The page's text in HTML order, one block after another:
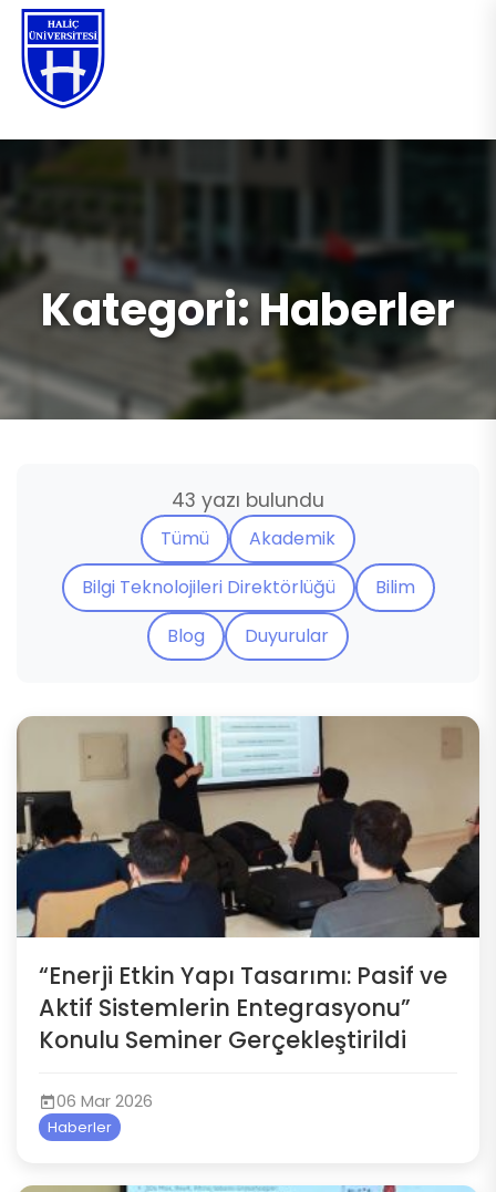
Kategori:Haberler
43 yazı bulundu
Tümü
Akademik
Bilgi Teknolojileri Direktörlüğü
Bilim
Blog
Duyurular
“Enerji Etkin Yapı Tasarımı: Pasif ve
Aktif Sistemlerin Entegrasyonu”
Konulu Seminer Gerçekleştirildi
06 Mar 2026
Haberler